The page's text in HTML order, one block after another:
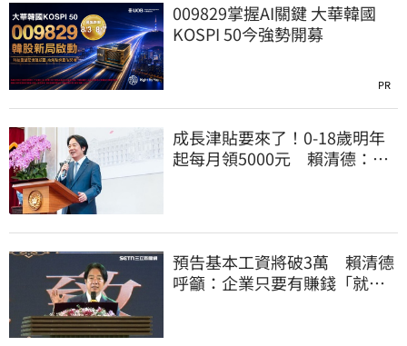
009829掌握AI關鍵 大華韓國
KOSPI 50今強勢開募
PR
成長津貼要來了！0-18歲明年
起每月領5000元 賴清德：此
預告基本工資將破3萬 賴清德
呼籲：企業只要有賺錢「就該